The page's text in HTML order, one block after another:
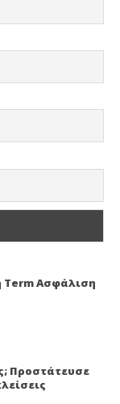
Term Ασφάλιση
Προστάτευσε